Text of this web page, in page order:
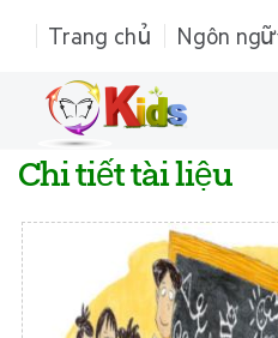
Trang chủ Ngôn ngữ
Chi tiết tài liệu